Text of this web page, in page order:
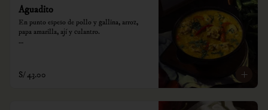
Aguadito
En punto espeso de pollo y gallina, arroz,
papa amarilla, ají y culantro.
consumo.
S/ 43.00